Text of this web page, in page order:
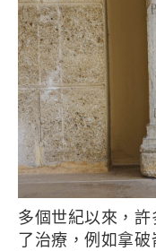
多個世紀以來，許多著名的人都在這些溫泉中得到
了治療，例如拿